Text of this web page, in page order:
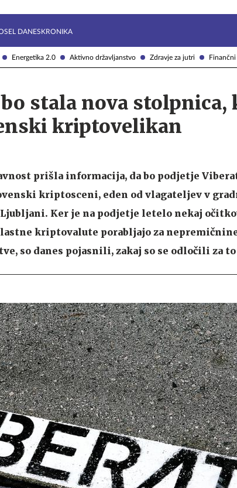
Energetika 2.0 Aktivno državljanstvo Zdravje za jutri Finančni
DANESKRONIKA
stala nova stolpnica,
kriptovelikan
prišla informacija, da bo podjetje
kriptosceni, eden od vlagateljev v
Ker je na podjetje letelo nekaj
kriptovalute porabljajo za
so danes pojasnili, zakaj so se odločili za